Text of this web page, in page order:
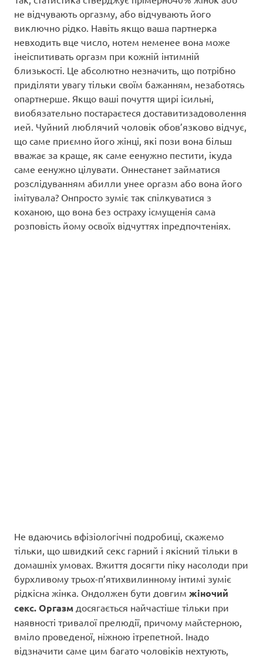
не відчувають оргазму, або відчувають його
виключно рідко. Навіть якщо ваша партнерка
невходить вце число, нотем неменее вона може
інеіспитивать оргазм при кожній інтимній
близькості. Це абсолютно незначить, що потрібно
приділяти увагу тільки своїм бажанням, незаботясь
опартнерше. Якщо ваші почуття щирі ісильні,
виобязательно постараєтеся доставитизадоволення
ией. Чуйний люблячий чоловік обов’язково відчує,
що саме приємно його жінці, які пози вона більш
вважає за краще, як саме еенужно пестити, ікуда
саме еенужно цілувати. Оннестанет займатися
розслідуванням абилли унее оргазм або вона його
імітувала? Онпросто зуміє так спілкуватися з
коханою, що вона без остраху ісмущенія сама
розповість йому освоїх відчуттях іпредпочтеніях.
Не вдаючись вфізіологічні подробиці, скажемо
тільки, що швидкий секс гарний і якісний тільки в
домашніх умовах. Вжиття досягти піку насолоди при
бурхливому трьох-п’ятихвилинному інтимі зуміє
рідкісна жінка. Ондолжен бути довгим жіночий
секс. Оргазм досягається найчастіше тільки при
наявності тривалої прелюдії, причому майстерною,
вміло проведеної, ніжною ітрепетной. Інадо
відзначити саме цим багато чоловіків нехтують,